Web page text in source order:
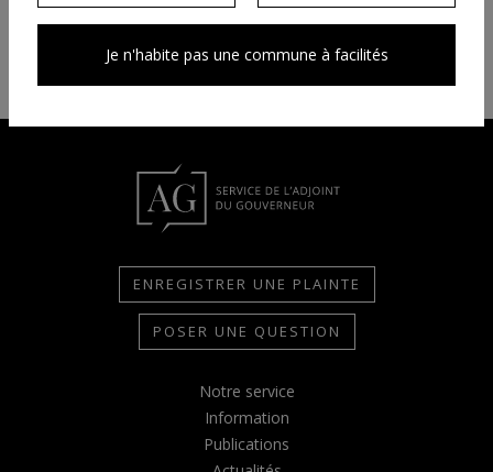
ENREGISTRER UNE PLAINTE
POSER UNE QUESTION
Notre service
Information
Publications
Je n'habite pas une commune à facilités